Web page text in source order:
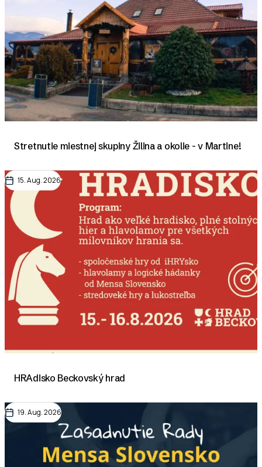
Stretnutie miestnej skupiny Žilina a okolie - v Martine!
15. Aug. 2026
HRAdisko Beckovský hrad
19. Aug. 2026